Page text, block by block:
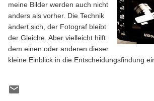
meine Bilder werden auch nicht
anders als vorher. Die Technik
ändert sich, der Fotograf bleibt
der Gleiche. Aber vielleicht hilft
dem einen oder anderen dieser
kleine Einblick in die Entscheidungsfindung